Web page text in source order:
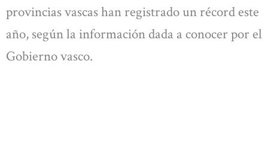
provincias vascas han registrado un récord este
año, según la información dada a conocer por el
Gobierno vasco.